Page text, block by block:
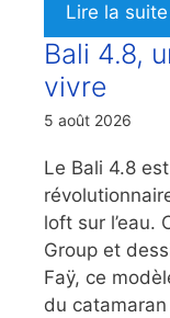
Lire la suite
Bali 4.8,
vivre
5 août 2026
Le Bali 4.8
loft sur l’eau.
Group et
Faÿ, ce
du